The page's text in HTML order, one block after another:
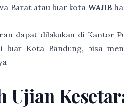
Barat atau luar kota WAJIB
dapat dilakukan di Kantor
luar Kota Bandung, bisa
Ujian